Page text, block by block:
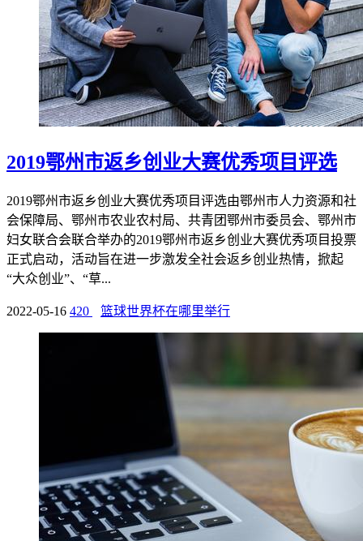
2019鄂州市返乡创业大赛优秀项目评选
2019鄂州市返乡创业大赛优秀项目评选由鄂州市人力资源和社
会保障局、鄂州市农业农村局、共青团鄂州市委员会、鄂州市
妇女联合会联合举办的2019鄂州市返乡创业大赛优秀项目投票
正式启动，活动旨在进一步激发全社会返乡创业热情，掀起
“大众创业”、“草...
2022-05-16 420 篮球世界杯在哪里举行